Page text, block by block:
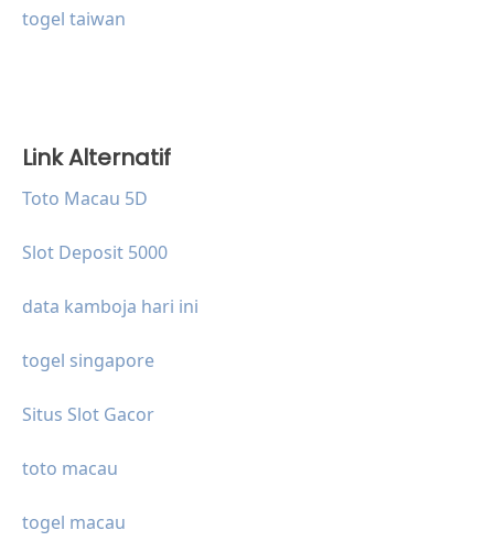
togel taiwan
Link Alternatif
Toto Macau 5D
Slot Deposit 5000
data kamboja hari ini
togel singapore
Situs Slot Gacor
toto macau
togel macau